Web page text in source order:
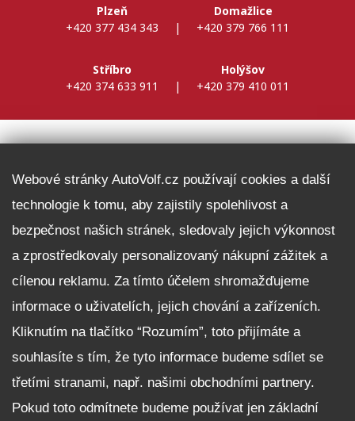
Plzeň
+420 377 434 343
|
Domažlice
+420 379 766 111
Stříbro
+420 374 633 911
|
Holýšov
+420 379 410 011
Fleet program Škoda
Nabídka zaměstnání
Facebook
Reklamační řád
Zásady zpracování osobních údajů pro zákazníky
Upozornění pro věřitele a společníky na jejich práva
Nastavení cookies
Webové stránky AutoVolf.cz používají cookies a další
technologie k tomu, aby zajistily spolehlivost a
bezpečnost našich stránek, sledovaly jejich výkonnost
a zprostředkovaly personalizovaný nákupní zážitek a
cílenou reklamu. Za tímto účelem shromažďujeme
informace o uživatelích, jejich chování a zařízeních.
Kliknutím na tlačítko “Rozumím”, toto přijímáte a
souhlasíte s tím, že tyto informace budeme sdílet se
třetími stranami, např. našimi obchodními partnery.
Pokud toto odmítnete budeme používat jen základní